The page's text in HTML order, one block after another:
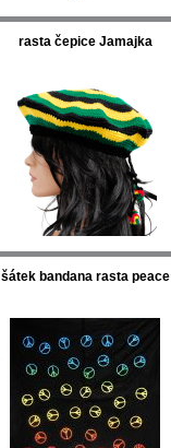
rasta čepice Jamajka
šátek bandana rasta peace